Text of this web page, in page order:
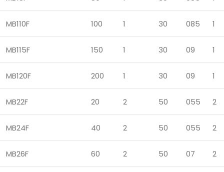
MB110F 100 1 30 085 1
MB115F 150 1 30 09 1
MB120F 200 1 30 09 1
MB22F 20 2 50 055 2
MB24F 40 2 50 055 2
MB26F 60 2 50 07 2